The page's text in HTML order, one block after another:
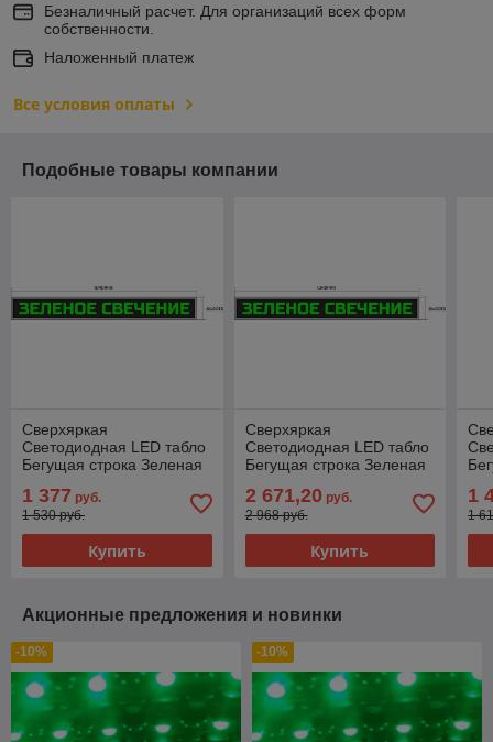
Безналичный расчет. Для организаций всех форм
собственности.
Наложенный платеж
Все условия оплаты
Подобные товары компании
Сверхяркая
Светодиодная LED табло
Бегущая строка Зеленая
1 377 руб.
1 530 руб.
Купить
Сверхяркая
Светодиодная LED табло
Бегущая строка Зеленая
2 671,20 руб.
2 968 руб.
Купить
1
1
Акционные предложения и новинки
-10% -10%